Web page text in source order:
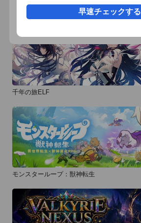
おすすめ事前予約アプリ
千年の旅ELF
モンスターループ：獣神転生
早速チェックする